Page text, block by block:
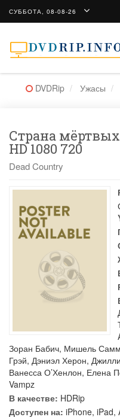
СУББОТА, 08-08-26
DVDRip Ужасы
Страна
HD 1080 720
Dead Country
Зоран Бабич, Мишель
Грэй, Дэниэл Херон,
Ванесса О’Хенлон, Елена
Vampz
В качестве: HDRip
Доступен на: iPhone, iPad,